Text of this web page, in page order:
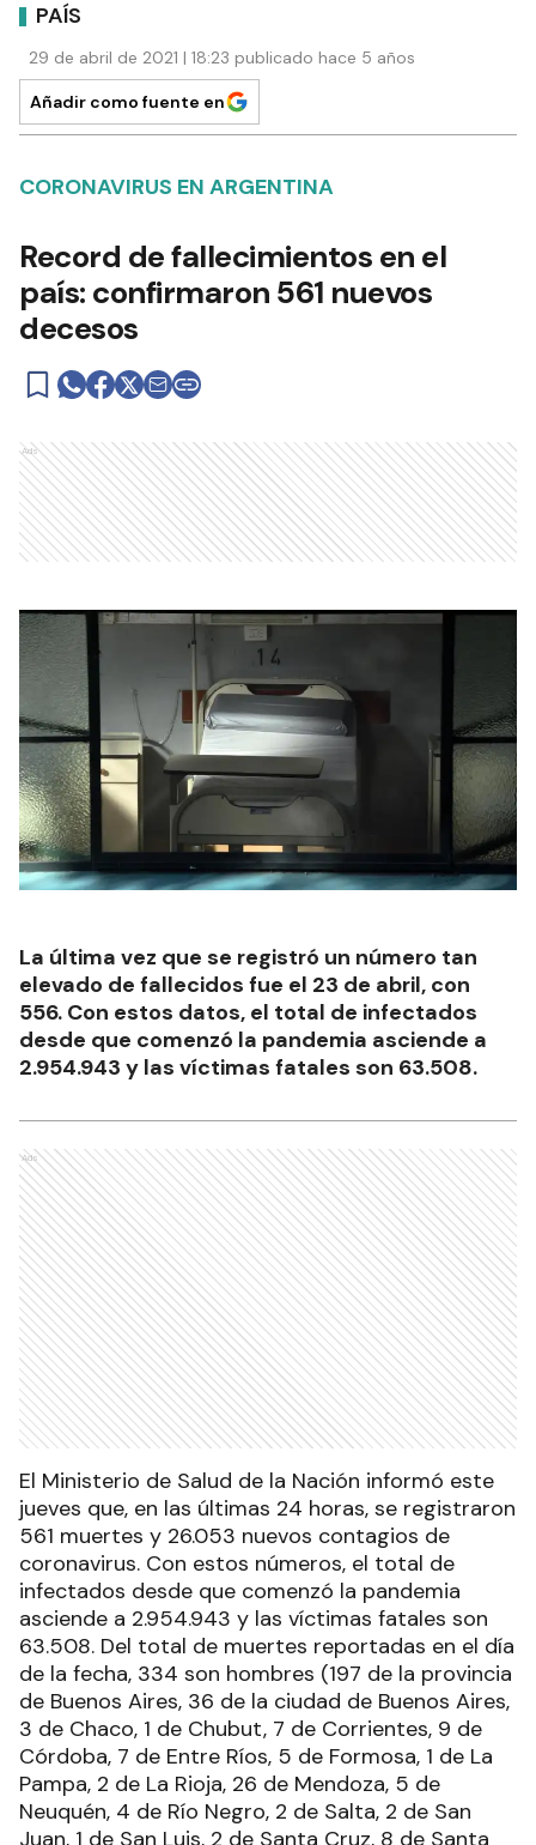
PAÍS
29 de abril de 2021 | 18:23 publicado hace 5 años
Añadir como fuente en
CORONAVIRUS EN ARGENTINA
Record de fallecimientos en el
país: confirmaron 561 nuevos
decesos
Ads
La última vez que se registró un número tan
elevado de fallecidos fue el 23 de abril, con
556. Con estos datos, el total de infectados
desde que comenzó la pandemia asciende a
2.954.943 y las víctimas fatales son 63.508.
Ads
El Ministerio de Salud de la Nación informó este
jueves que, en las últimas 24 horas, se registraron
561 muertes y 26.053 nuevos contagios de
coronavirus. Con estos números, el total de
infectados desde que comenzó la pandemia
asciende a 2.954.943 y las víctimas fatales son
63.508. Del total de muertes reportadas en el día
de la fecha, 334 son hombres (197 de la provincia
de Buenos Aires, 36 de la ciudad de Buenos Aires,
3 de Chaco, 1 de Chubut, 7 de Corrientes, 9 de
Córdoba, 7 de Entre Ríos, 5 de Formosa, 1 de La
Pampa, 2 de La Rioja, 26 de Mendoza, 5 de
Neuquén, 4 de Río Negro, 2 de Salta, 2 de San